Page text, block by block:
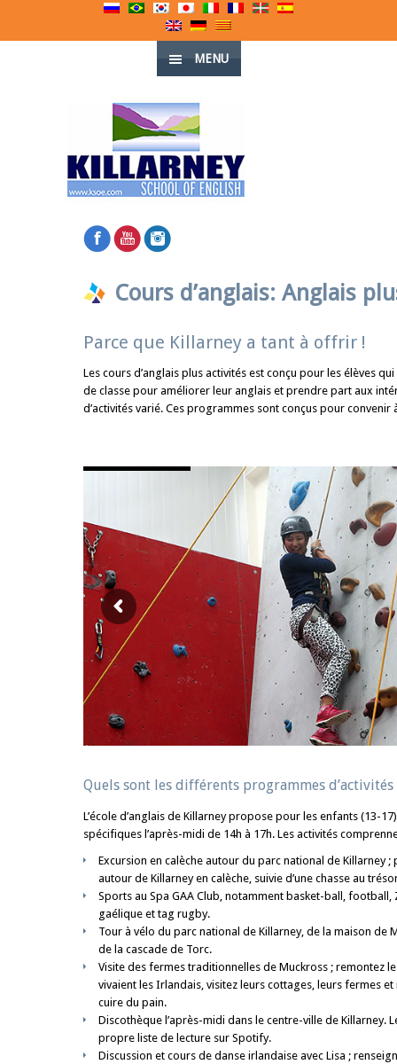
MENU
Cours d’anglais: Anglais
Parce que Killarney a tant à offrir !
Les cours d’anglais plus activités est conçu pour les élèves
de classe pour améliorer leur anglais et prendre part aux
d’activités varié. Ces programmes sont conçus pour convenir
Quels sont les différents programmes d’activités
L’école d’anglais de Killarney propose pour les enfants (13-
spécifiques l’après-midi de 14h à 17h. Les activités
Excursion en calèche autour du parc national de Killarney
autour de Killarney en calèche, suivie d’une chasse au
Sports au Spa GAA Club, notamment basket-ball,
gaélique et tag rugby.
Tour à vélo du parc national de Killarney, de la maison de
de la cascade de Torc.
Visite des fermes traditionnelles de Muckross ; remontez
vivaient les Irlandais, visitez leurs cottages, leurs fermes
cuire du pain.
Discothèque l’après-midi dans le centre-ville de Killarney.
propre liste de lecture sur Spotify.
Discussion et cours de danse irlandaise avec Lisa ;